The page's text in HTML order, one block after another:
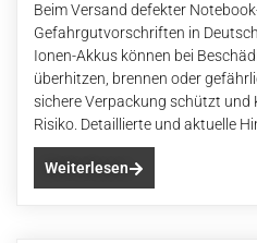
Beim Versand defekter
Gefahrgutvorschriften in
Ionen-Akkus können bei
überhitzen, brennen oder
sichere Verpackung schützt und
Risiko. Detaillierte und aktuelle
Weiterlesen